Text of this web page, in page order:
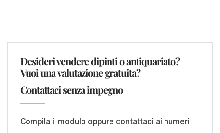
Desideri vendere dipinti o antiquariato?
Vuoi una valutazione gratuita?
Contattaci senza impegno
Compila il modulo oppure contattaci ai numeri